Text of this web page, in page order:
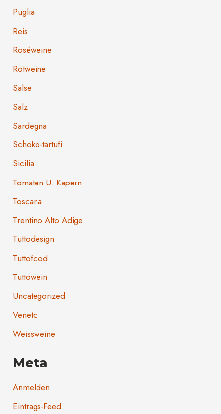
Puglia
Reis
Roséweine
Rotweine
Salse
Salz
Sardegna
Schoko-tartufi
Sicilia
Tomaten U. Kapern
Toscana
Trentino Alto Adige
Tuttodesign
Tuttofood
Tuttowein
Uncategorized
Veneto
Weissweine
Meta
Anmelden
Eintrags-Feed